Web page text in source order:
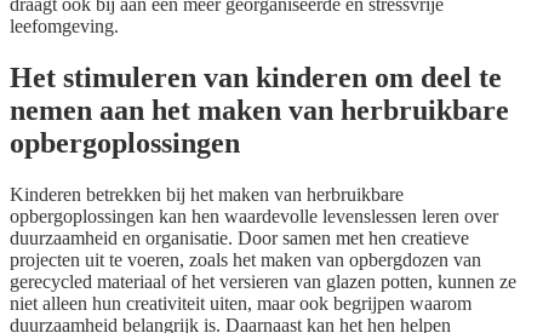
draagt ook bij aan een meer georganiseerde en stressvrije
leefomgeving.
Het stimuleren van kinderen om deel te
nemen aan het maken van herbruikbare
opbergoplossingen
Kinderen betrekken bij het maken van herbruikbare
opbergoplossingen kan hen waardevolle levenslessen leren over
duurzaamheid en organisatie. Door samen met hen creatieve
projecten uit te voeren, zoals het maken van opbergdozen van
gerecycled materiaal of het versieren van glazen potten, kunnen ze
niet alleen hun creativiteit uiten, maar ook begrijpen waarom
duurzaamheid belangrijk is. Daarnaast kan het hen helpen